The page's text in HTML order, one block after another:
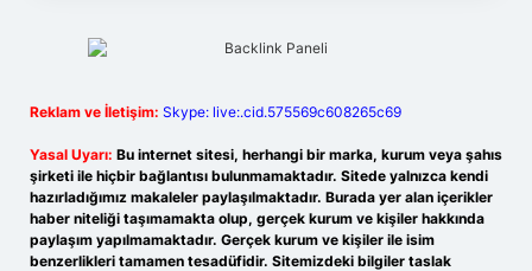
Reklam ve İletişim: Skype: live:.cid.575569c608265c69
Yasal Uyarı: Bu internet sitesi, herhangi bir marka, kurum veya şahıs
şirketi ile hiçbir bağlantısı bulunmamaktadır. Sitede yalnızca kendi
hazırladığımız makaleler paylaşılmaktadır. Burada yer alan içerikler
haber niteliği taşımamakta olup, gerçek kurum ve kişiler hakkında
paylaşım yapılmamaktadır. Gerçek kurum ve kişiler ile isim
benzerlikleri tamamen tesadüfidir. Sitemizdeki bilgiler taslak